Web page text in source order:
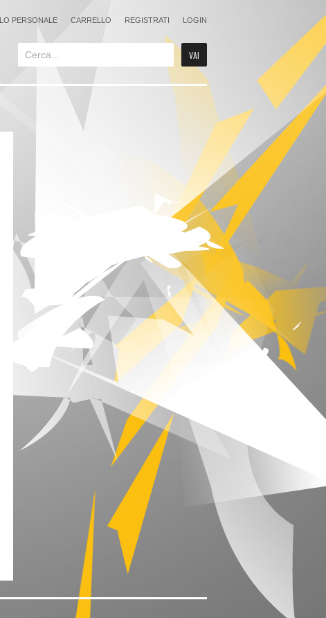
PERSONALE CARRELLO REGISTRATI LOGIN